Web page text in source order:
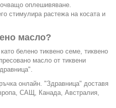
оплешивяване.
стимулира растежа на косата и
масло?
белено тиквено семе, тиквено
масло от тиквени
онлайн. "Здравница" доставя
САЩ, Канада, Австралия,